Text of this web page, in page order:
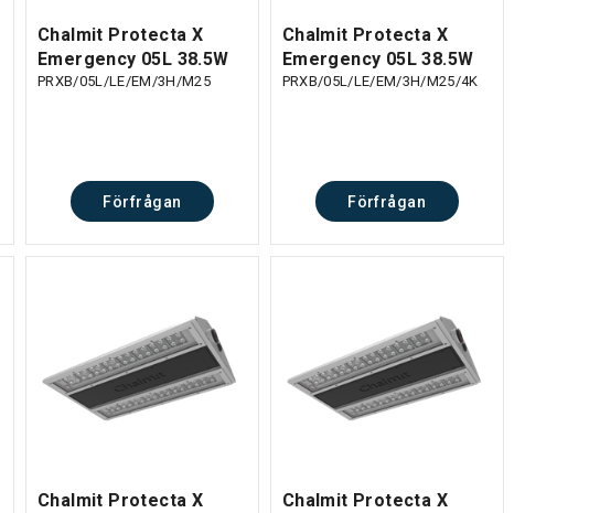
Chalmit Protecta X
Emergency 05L 38.5W
PRXB/05L/LE/EM/3H/M25
Förfrågan
Chalmit Protecta X
Emergency 05L 38.5W
PRXB/05L/LE/EM/3H/M25/4K
Förfrågan
Chalmit Protecta X
Chalmit Protecta X